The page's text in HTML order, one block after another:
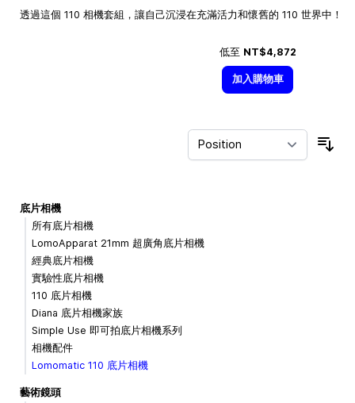
透過這個 110 相機套組，讓自己沉浸在充滿活力和懷舊的 110 世界中！
低至 NT$4,872
加入購物車
底片相機
所有底片相機
LomoApparat 21mm 超廣角底片相機
經典底片相機
實驗性底片相機
110 底片相機
Diana 底片相機家族
Simple Use 即可拍底片相機系列
相機配件
Lomomatic 110 底片相機
藝術鏡頭